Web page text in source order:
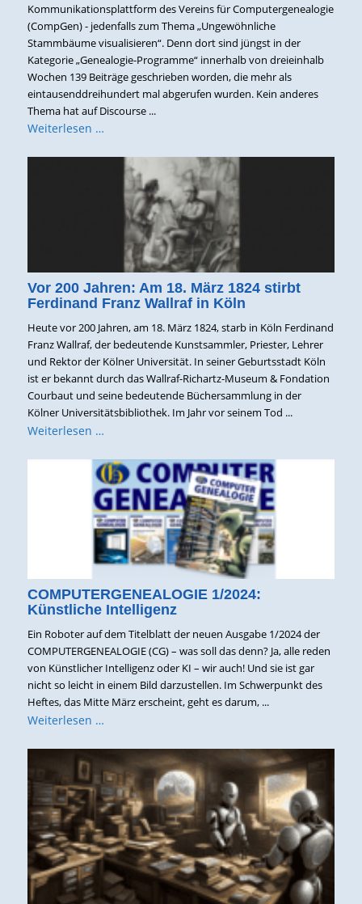
Kommunikationsplattform des Vereins für Computergenealogie
(CompGen) - jedenfalls zum Thema „Ungewöhnliche
Stammbäume visualisieren“. Denn dort sind jüngst in der
Kategorie „Genealogie-Programme“ innerhalb von dreieinhalb
Wochen 139 Beiträge geschrieben worden, die mehr als
eintausenddreihundert mal abgerufen wurden. Kein anderes
Thema hat auf Discourse ...
Weiterlesen …
Vor 200 Jahren: Am 18. März 1824 stirbt
Ferdinand Franz Wallraf in Köln
Heute vor 200 Jahren, am 18. März 1824, starb in Köln Ferdinand
Franz Wallraf, der bedeutende Kunstsammler, Priester, Lehrer
und Rektor der Kölner Universität. In seiner Geburtsstadt Köln
ist er bekannt durch das Wallraf-Richartz-Museum & Fondation
Courbaut und seine bedeutende Büchersammlung in der
Kölner Universitätsbibliothek. Im Jahr vor seinem Tod ...
Weiterlesen …
COMPUTERGENEALOGIE 1/2024:
Künstliche Intelligenz
Ein Roboter auf dem Titelblatt der neuen Ausgabe 1/2024 der
COMPUTERGENEALOGIE (CG) – was soll das denn? Ja, alle reden
von Künstlicher Intelligenz oder KI – wir auch! Und sie ist gar
nicht so leicht in einem Bild darzustellen. Im Schwerpunkt des
Heftes, das Mitte März erscheint, geht es darum, ...
Weiterlesen …